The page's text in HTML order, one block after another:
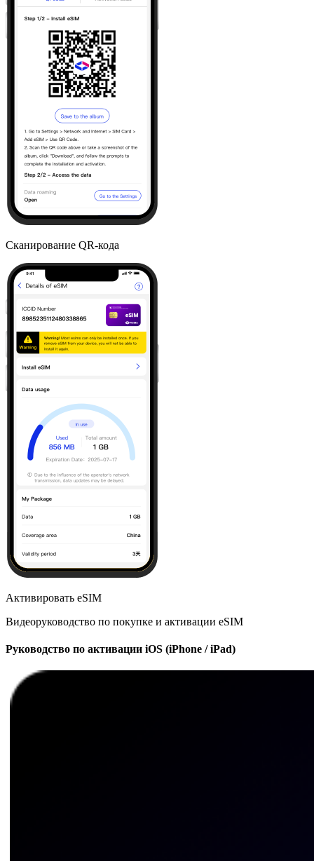
Сканирование QR-кода
Активировать eSIM
Видеоруководство по покупке и активации eSIM
Руководство по активации iOS (iPhone / iPad)